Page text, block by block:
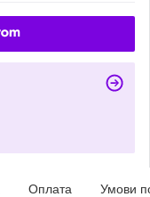
Оплата Умови